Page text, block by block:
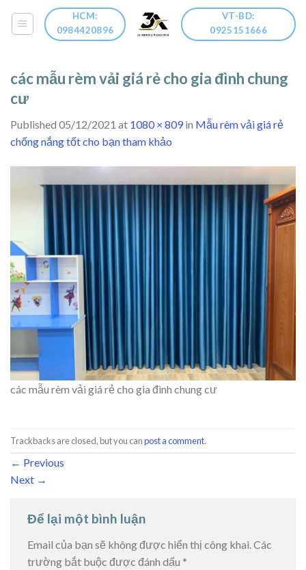
HCM:
0984420896
VT-BD:
0925151666
các mẫu rèm vải giá rẻ cho gia đình chung
cư
Published 05/12/2021 at 1080 × 809in Mẫu rèm vải giá rẻ
chống nắng tốt cho bạn tham khảo
các mẫu rèm vải giá rẻ cho gia đình chung cư
Trackbacks are closed, but you canpost a comment.
← Previous
Next →
Để lại một bình luận
Email của bạn sẽ không được hiển thị công khai.Các
trường bắt buộc được đánh dấu *